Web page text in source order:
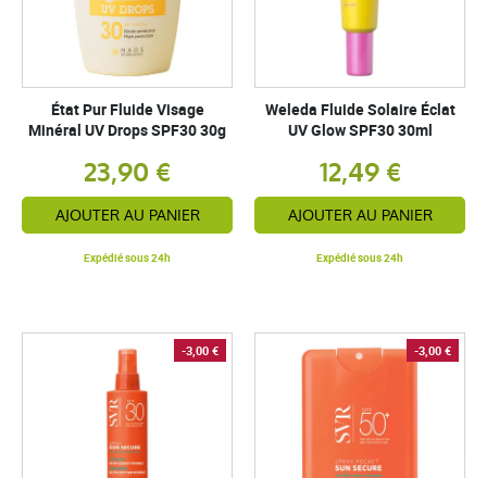
État Pur Fluide Visage
Minéral UV Drops SPF30 30g
23,90 €
AJOUTER AU PANIER
Expédié sous 24h
Weleda Fluide Solaire Éclat
UV Glow SPF30 30ml
12,49 €
AJOUTER AU PANIER
Expédié sous 24h
-3,00 € -3,00 €